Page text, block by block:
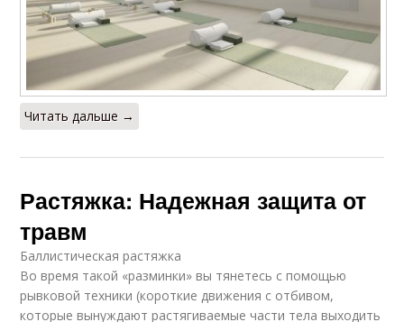
Читать дальше →
Растяжка: Надежная защита от
травм
Баллистическая растяжка
Во время такой «разминки» вы тянетесь с помощью
рывковой техники (короткие движения с отбивом,
которые вынуждают растягиваемые части тела выходить